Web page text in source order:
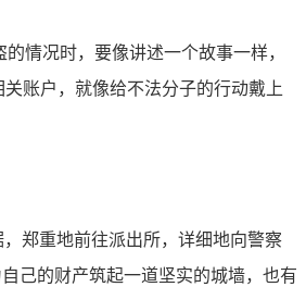
情况时，要像讲述一个故事一样，
账户，就像给不法分子的行动戴上
郑重地前往派出所，详细地向警察
己的财产筑起一道坚实的城墙，也有